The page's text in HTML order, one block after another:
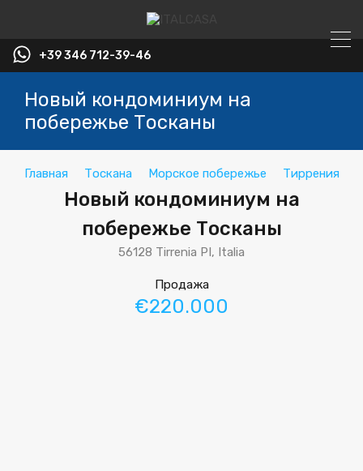
+39 346 712-39-46
Новый кондоминиум на
побережье Тосканы
Главная Тоскана Морское побережье Тиррения
Новый кондоминиум на
побережье Тосканы
56128 Tirrenia PI, Italia
Продажа
€220.000